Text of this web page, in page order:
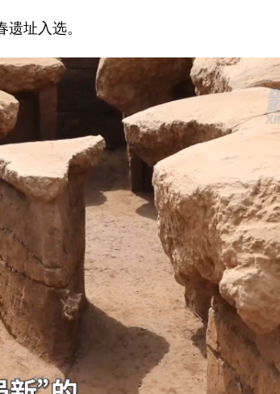
址入选。